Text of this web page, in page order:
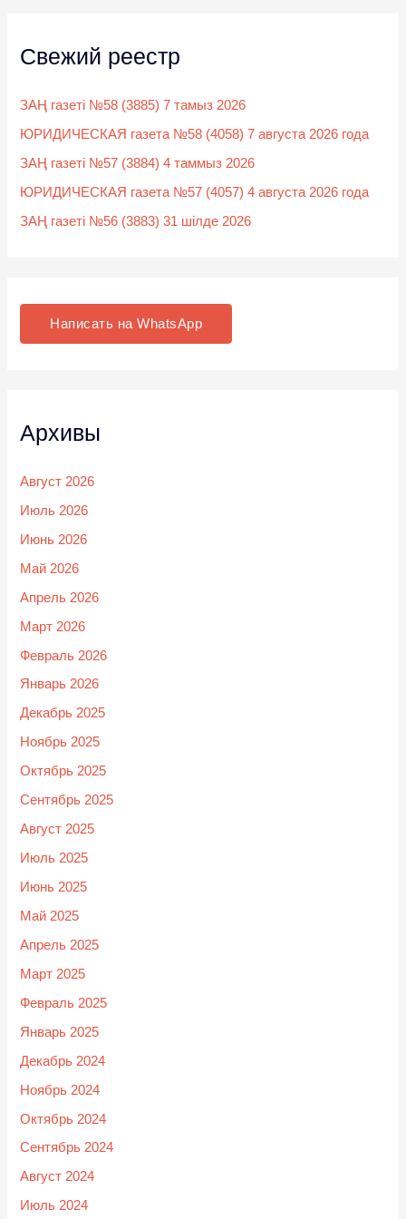
Свежий реестр
ЗАҢ газеті №58 (3885) 7 тамыз 2026
ЮРИДИЧЕСКАЯ газета №58 (4058) 7 августа 2026 года
ЗАҢ газеті №57 (3884) 4 таммыз 2026
ЮРИДИЧЕСКАЯ газета №57 (4057) 4 августа 2026 года
ЗАҢ газеті №56 (3883) 31 шілде 2026
Написать на WhatsApp
Архивы
Август 2026
Июль 2026
Июнь 2026
Май 2026
Апрель 2026
Март 2026
Февраль 2026
Январь 2026
Декабрь 2025
Ноябрь 2025
Октябрь 2025
Сентябрь 2025
Август 2025
Июль 2025
Июнь 2025
Май 2025
Апрель 2025
Март 2025
Февраль 2025
Январь 2025
Декабрь 2024
Ноябрь 2024
Октябрь 2024
Сентябрь 2024
Август 2024
Июль 2024